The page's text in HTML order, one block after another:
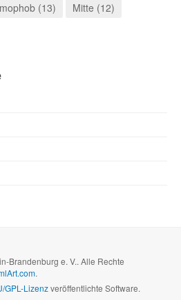
(13) Mitte (12)
Brandenburg e. V.. Alle Rechte
.
GPL-Lizenzveröffentlichte Software.